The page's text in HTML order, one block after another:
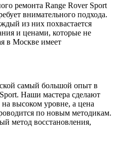
ремонта Range Rover Sport
внимательного подхода.
из них похвастается
и ценами, которые не
в Москве имеет
самый большой опыт в
Наши мастера сделают
высоком уровне, а цена
по новым методикам.
метод восстановления,